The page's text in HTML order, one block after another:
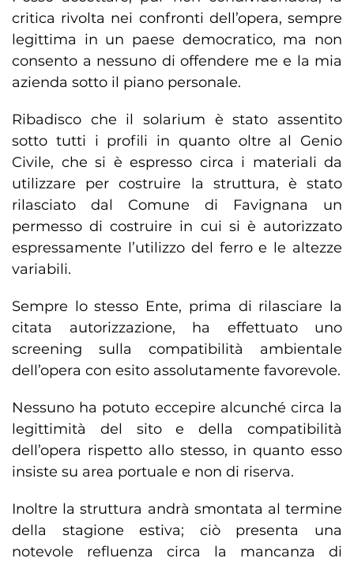
critica rivolta nei confronti dell’opera, sempre
legittima in un paese democratico, ma non
consento a nessuno di offendere me e la mia
azienda sotto il piano personale.
Ribadisco che il solarium è stato assentito
sotto tutti i profili in quanto oltre al Genio
Civile, che si è espresso circa i materiali da
utilizzare per costruire la struttura, è stato
rilasciato dal Comune di Favignana un
permesso di costruire in cui si è autorizzato
espressamente l’utilizzo del ferro e le altezze
variabili.
Sempre lo stesso Ente, prima di rilasciare la
citata autorizzazione, ha effettuato uno
screening sulla compatibilità ambientale
dell’opera con esito assolutamente favorevole.
Nessuno ha potuto eccepire alcunché circa la
legittimità del sito e della compatibilità
dell’opera rispetto allo stesso, in quanto esso
insiste su area portuale e non di riserva.
Inoltre la struttura andrà smontata al termine
della stagione estiva; ciò presenta una
notevole refluenza circa la mancanza di